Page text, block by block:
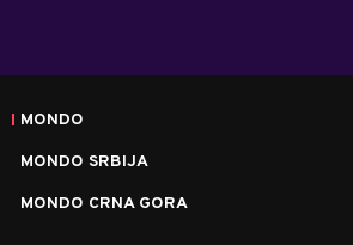
MONDO
MONDO SRBIJA
MONDO CRNA GORA